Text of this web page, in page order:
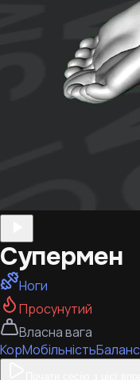
Супермен
Ноги
Просунутий
Власна вага
КорМобільністьБаланс